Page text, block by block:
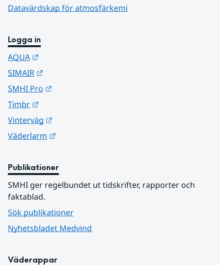
Datavärdskap för atmosfärkemi
Logga in
AQUA
SIMAIR
SMHI Pro
Timbr
Vinterväg
Väderlarm
Publikationer
SMHI ger regelbundet ut tidskrifter, rapporter och
faktablad.
Sök publikationer
Nyhetsbladet Medvind
Väderappar